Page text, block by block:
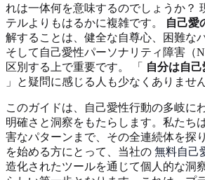
れは一体何を意味するのでしょうか？
テルよりもはるかに複雑です。
自己愛
解することは、健全な自尊心、困難な
そして自己愛性パーソナリティ障害（
区別する上で重要です。 「
自分は自
」と疑問に感じる人も少なくありません
このガイドは、自己愛性行動の多岐に
明確さと洞察をもたらします。私たち
害なパターンまで、その全連続体を探
を始める方にとって、当社の 無料自己
造化されたツールを通じて個人的な洞